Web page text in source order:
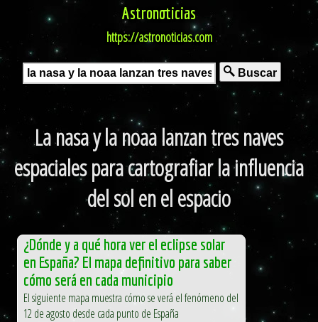
Astronoticias
https://astronoticias.com
Buscar
La nasa y la noaa lanzan tres naves
espaciales para cartografiar la influencia
del sol en el espacio
¿Dónde y a qué hora ver el eclipse solar
en España? El mapa definitivo para saber
cómo será en cada municipio
El siguiente mapa muestra cómo se verá el fenómeno del
12 de agosto desde cada punto de España